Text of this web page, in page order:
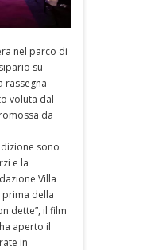
nel parco di
su
rassegna
voluta dal
da
sono
e la
Villa
prima della
dette”, il film
aperto il
in